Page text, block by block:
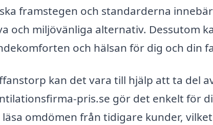
framstegen och standarderna
och miljövänliga alternativ. Dessutom
och hälsan för dig och din
kan det vara till hjälp att ta del
pris.se gör det enkelt för
omdömen från tidigare kunder, vilket